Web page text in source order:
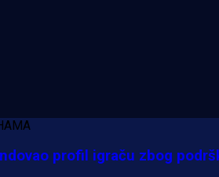
profil igraču zbog